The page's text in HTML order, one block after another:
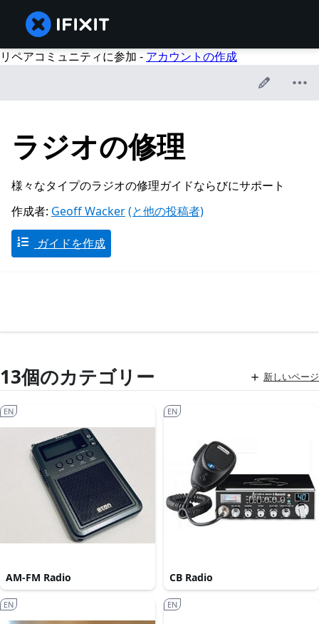
リペアコミュニティに参加 - アカウントの作成
ラジオの修理
様々なタイプのラジオの修理ガイドならびにサポート
作成者: Geoff Wacker(と他の投稿者)
ガイドを作成
13個のカテゴリー 新しいページ
AM-FM Radio
EN
CB Radio
EN
EN EN